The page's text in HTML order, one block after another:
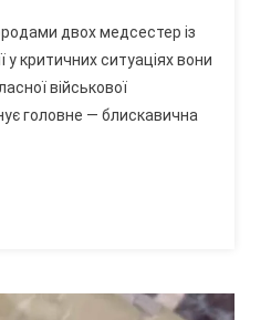
двох медсестер із
у критичних ситуаціях вони
військової
головне — блискавична